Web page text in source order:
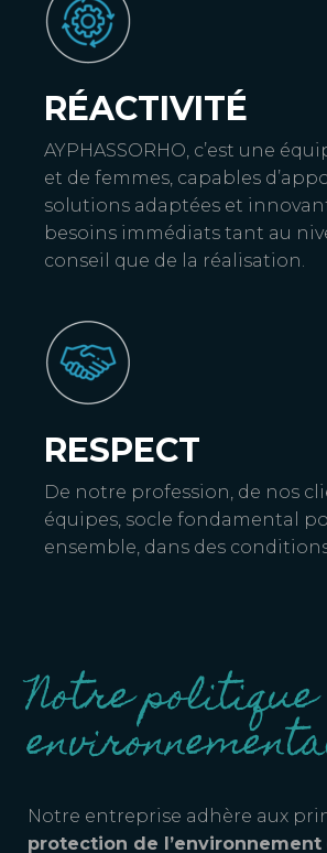
RÉACTIVITÉ
AYPHASSORHO, c’est une
et de femmes, capables
solutions adaptées et
besoins immédiats tant au
conseil que de la réalisation.
RESPECT
De notre profession, de nos
équipes, socle fondamental
ensemble, dans des
Notre politique
Notre entreprise adhère aux
protection de l’environnement